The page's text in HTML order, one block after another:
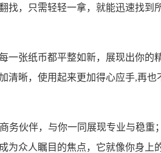
，只需轻轻一拿，就能迅速找到
张纸币都平整如新，展现出你的
清晰，使用起来更加得心应手,再
伙伴，与你一同展现专业与稳重
众人瞩目的焦点，它就像你身上